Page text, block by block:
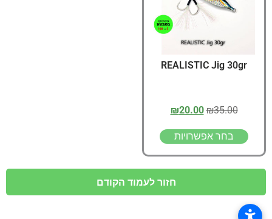
REALISTIC Jig 30gr
₪35.00
₪20.00
בחר אפשרויות
חזור לעמוד הקודם